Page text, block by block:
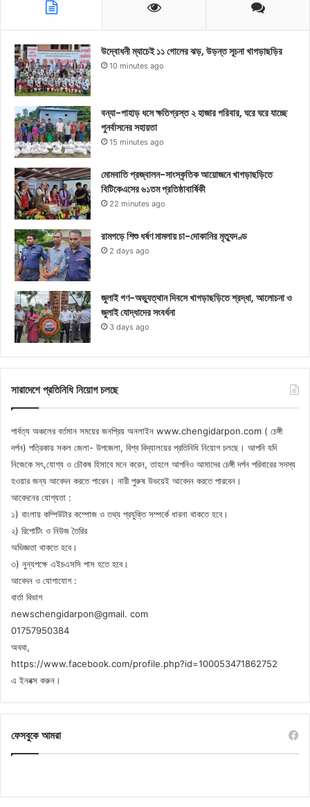
উদ্বোধনী ম্যাচেই ১১ গোলের ঝড়, উড়ন্ত সূচনা খাগড়াছড়ির
10 minutes ago
বন্যা-পাহাড় ধসে ক্ষতিগ্রস্ত ২ হাজার পরিবার, ঘরে ঘরে যাচ্ছে
পুনর্বাসনের সহায়তা
15 minutes ago
মোমবাতি প্রজ্বালন-সাংস্কৃতিক আয়োজনে খাগড়াছড়িতে
বিটিকেএসের ৬১তম প্রতিষ্ঠাবার্ষিকী
22 minutes ago
রামগড়ে শিশু ধর্ষণ মামলায় চা-দোকানির মৃত্যুদণ্ড
2 days ago
জুলাই গণ-অভ্যুত্থান দিবসে খাগড়াছড়িতে শ্রদ্ধা, আলোচনা ও
জুলাই যোদ্ধাদের সংবর্ধনা
3 days ago
সারাদেশে প্রতিনিধি নিয়োগ চলছে
পার্বত্য অঞ্চলের বর্তমান সময়ের জনপ্রিয় অনলাইন www.chengidarpon.com ( চেঙ্গী
দর্পন) পত্রিকায় সকল জেলা- উপজেলা, বিশ্ব বিদ্যালয়ের প্রতিনিধি নিয়োগ চলছে। আপনি যদি
নিজেকে সৎ,যোগ্য ও চৌকষ হিসাবে মনে করেন, তাহলে আপনিও আমাদের চেঙ্গী দর্পন পরিবারের সদস্য
হওয়ার জন্য আবেদন করতে পারেন। নারী পুরুষ উভয়েই আবেদন করতে পারবেন।
আবেদনের যোগ্যতা :
১) বাংলায় কম্পিউটার কম্পোজ ও তথ্য প্রযুক্তি সম্পর্কে ধারনা থাকতে হবে।
২) রিপোটিং ও নিউজ তৈরির
অভিজ্ঞতা থাকতে হবে।
৩) নুন্যপক্ষে এইচএসসি পাস হতে হবে।
আবেদন ও যোগাযোগ :
বার্তা বিভাগ
newschengidarpon@gmail. com
01757950384
অথবা,
https://www.facebook.com/profile.php?id=100053471862752
এ ইনবক্স করুন।
ফেসবুকে আমরা